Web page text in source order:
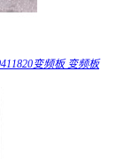
变频板 变频板